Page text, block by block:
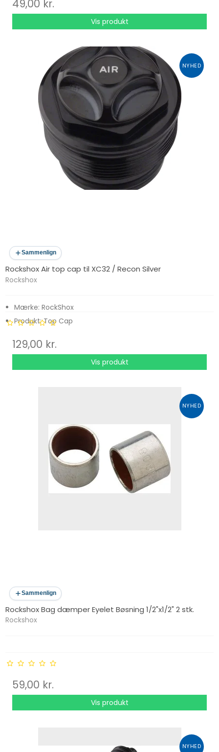
49,00 kr.
Vis produkt
NYHED
Sammenlign
Rockshox Air top cap til XC32 / Recon Silver
Rockshox
Mærke: RockShox
Produkt: Top Cap
Kompatibilitet: XC32, Recon Silver
129,00 kr.
Vis produkt
NYHED
Sammenlign
Rockshox Bag dæmper Eyelet Bøsning 1/2"x1/2" 2 stk.
Rockshox
59,00 kr.
Vis produkt
NYHED